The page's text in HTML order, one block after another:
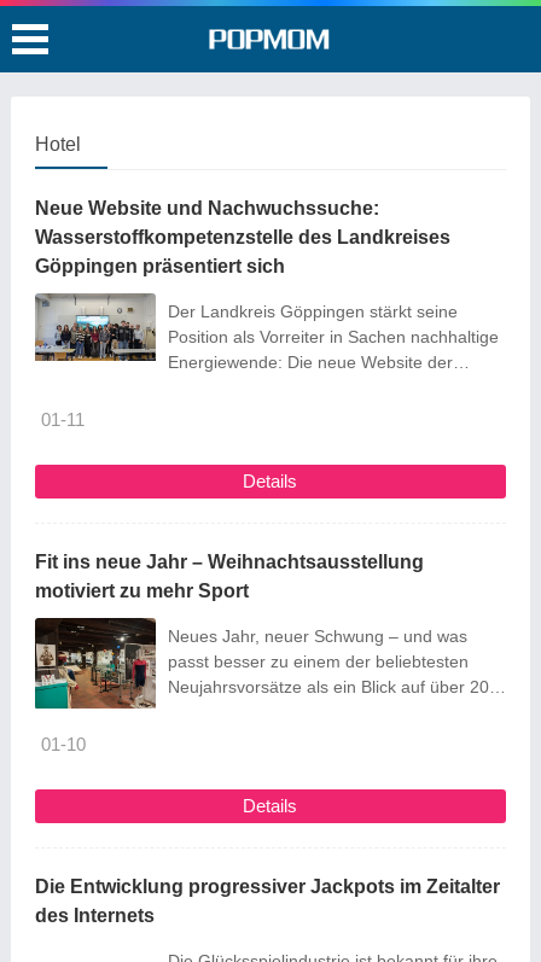
Hotel
Neue Website und Nachwuchssuche:
Wasserstoffkompetenzstelle des Landkreises
Göppingen präsentiert sich
Der Landkreis Göppingen stärkt seine
Position als Vorreiter in Sachen nachhaltige
Energiewende: Die neue Website der
sowie Kommunen umfassende
Informationen zu Wasserstoffprojekten,
die Region bietet. Die Website dient als
zentrale Plattform für den Austausch ...
01-11
Details
Fit ins neue Jahr – Weihnachtsausstellung
motiviert zu mehr Sport
Neues Jahr, neuer Schwung – und was
passt besser zu einem der beliebtesten
Neujahrsvorsätze als ein Blick auf über 200
„Vom Handball bis zur Kegelkugel – Sport in
Geislingen“ beleuchtet die Ausstellung die
01-10
Details
Die Entwicklung progressiver Jackpots im Zeitalter
des Internets